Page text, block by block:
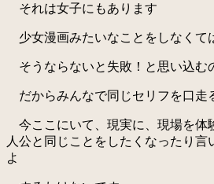
それは女子にもあります
少女漫画みたいなことをしなくて
そうならないと失敗！と思い込む
だからみんなで同じセリフを口走
今ここにいて、現実に、現場を体
人公と同じことをしたくなったり言
よ